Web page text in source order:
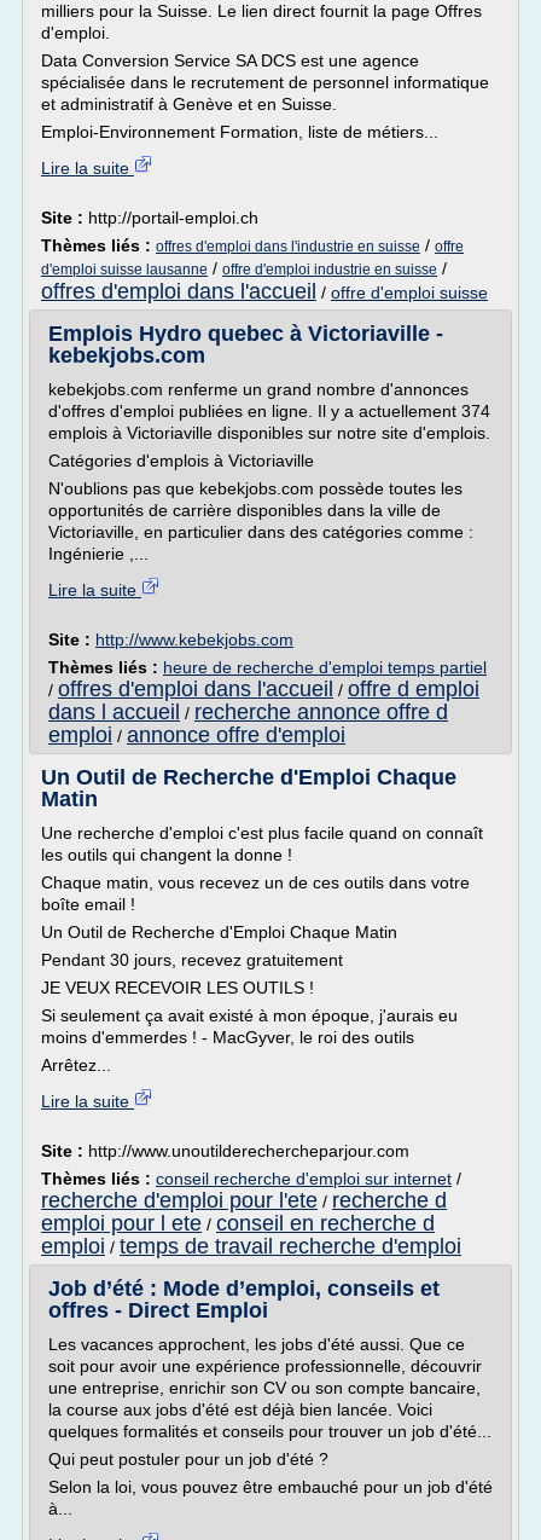
milliers pour la Suisse. Le lien direct fournit la page Offres
d'emploi.
Data Conversion Service SA DCS est une agence
spécialisée dans le recrutement de personnel informatique
et administratif à Genève et en Suisse.
Emploi-Environnement Formation, liste de métiers...
Lire la suite
Site : http://portail-emploi.ch
Thèmes liés : offres d'emploi dans l'industrie en suisse / offre
d'emploi suisse lausanne / offre d'emploi industrie en suisse /
offres d'emploi dans l'accueil / offre d'emploi suisse
Emplois Hydro quebec à Victoriaville -
kebekjobs.com
kebekjobs.com renferme un grand nombre d'annonces
d'offres d'emploi publiées en ligne. Il y a actuellement 374
emplois à Victoriaville disponibles sur notre site d'emplois.
Catégories d'emplois à Victoriaville
N'oublions pas que kebekjobs.com possède toutes les
opportunités de carrière disponibles dans la ville de
Victoriaville, en particulier dans des catégories comme :
Ingénierie ,...
Lire la suite
Site : http://www.kebekjobs.com
Thèmes liés : heure de recherche d'emploi temps partiel
/ offres d'emploi dans l'accueil / offre d emploi
dans l accueil / recherche annonce offre d
emploi / annonce offre d'emploi
Un Outil de Recherche d'Emploi Chaque
Matin
Une recherche d'emploi c'est plus facile quand on connaît
les outils qui changent la donne !
Chaque matin, vous recevez un de ces outils dans votre
boîte email !
Un Outil de Recherche d'Emploi Chaque Matin
Pendant 30 jours, recevez gratuitement
JE VEUX RECEVOIR LES OUTILS !
Si seulement ça avait existé à mon époque, j'aurais eu
moins d'emmerdes ! - MacGyver, le roi des outils
Arrêtez...
Lire la suite
Site : http://www.unoutilderechercheparjour.com
Thèmes liés : conseil recherche d'emploi sur internet /
recherche d'emploi pour l'ete / recherche d
emploi pour l ete / conseil en recherche d
emploi / temps de travail recherche d'emploi
Job d’été : Mode d’emploi, conseils et
offres - Direct Emploi
Les vacances approchent, les jobs d'été aussi. Que ce
soit pour avoir une expérience professionnelle, découvrir
une entreprise, enrichir son CV ou son compte bancaire,
la course aux jobs d'été est déjà bien lancée. Voici
quelques formalités et conseils pour trouver un job d'été...
Qui peut postuler pour un job d'été ?
Selon la loi, vous pouvez être embauché pour un job d'été
à...